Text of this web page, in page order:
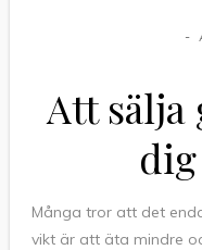
Att sälja
Många tror att det
vikt är att äta mindre